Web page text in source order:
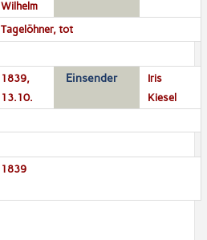
Wilhelm
Tagelöhner, tot
1839,
13.10.
Einsender
Iris
Kiesel
1839